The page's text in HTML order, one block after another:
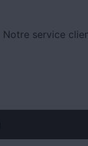
Notre service